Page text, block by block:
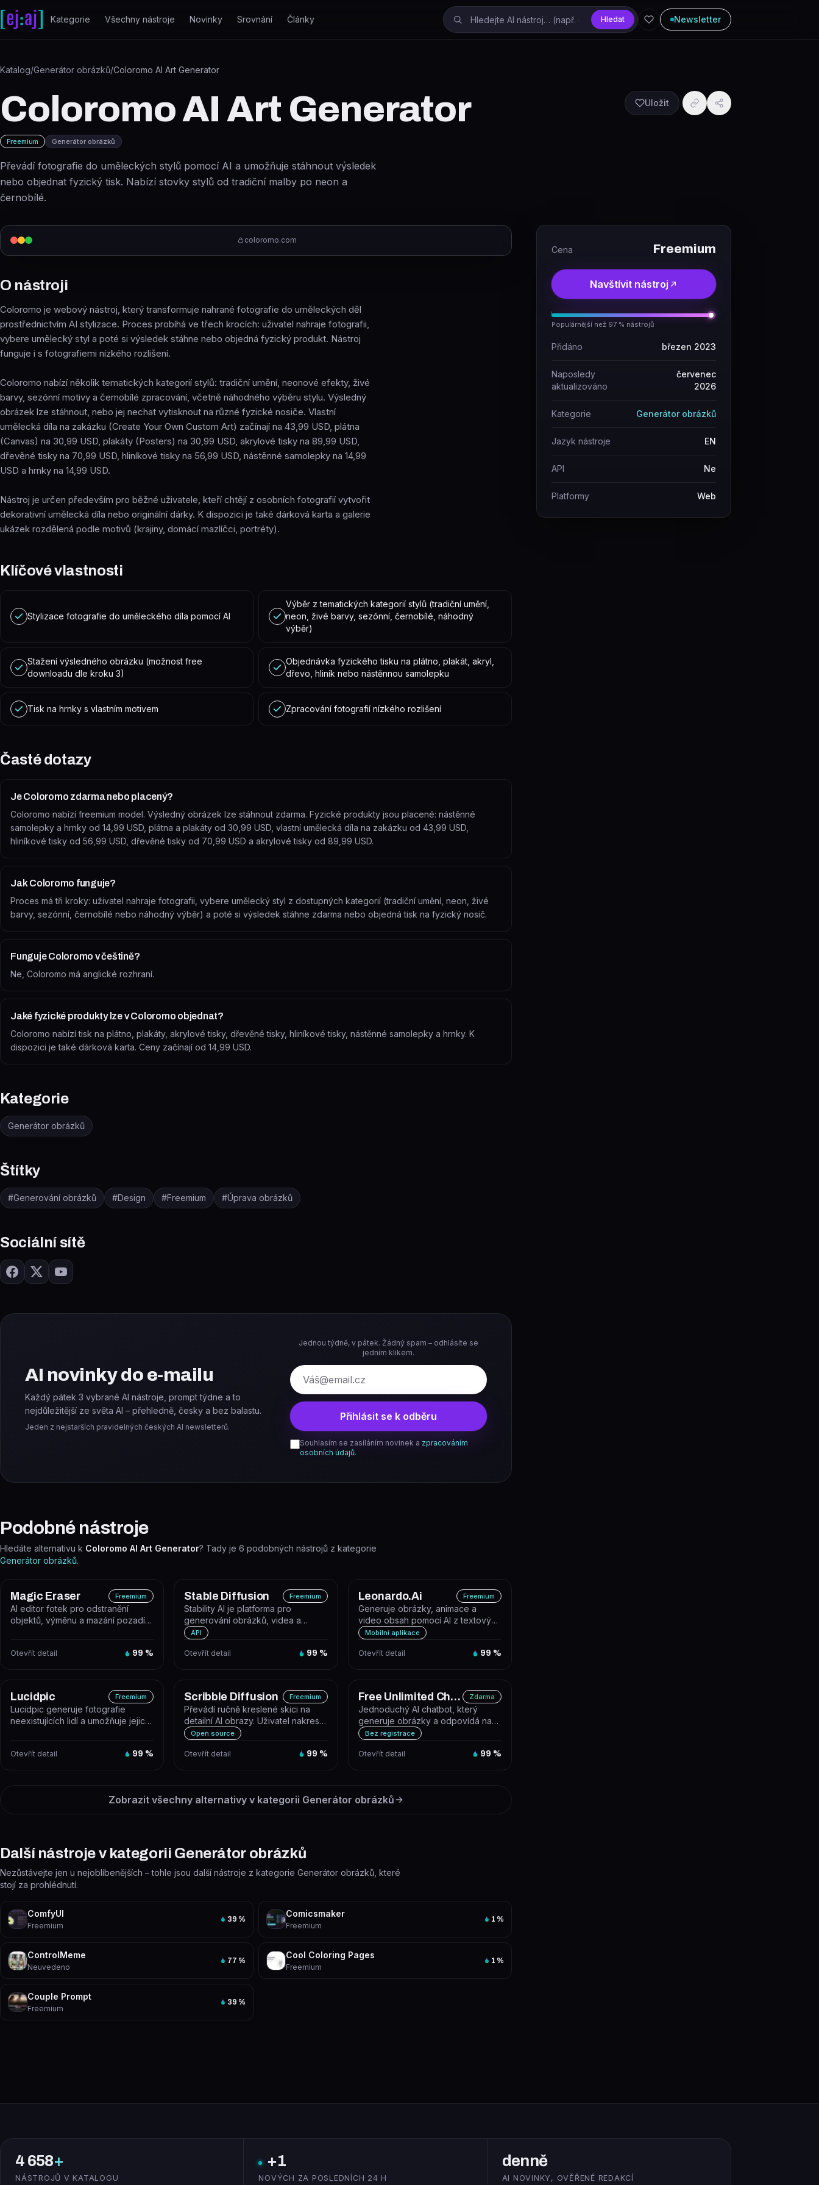
Přeskočit na obsah
Kategorie Všechny nástroje Novinky Srovnání Články Hledat Newsletter
Katalog/Generátor obrázků/Coloromo AI Art Generator
Coloromo AI Art Generator
Freemium Generátor obrázků
Převádí fotografie do uměleckých stylů pomocí AI a umožňuje stáhnout výsledek
nebo objednat fyzický tisk. Nabízí stovky stylů od tradiční malby po neon a
černobílé.
Uložit
coloromo.com
O nástroji
Coloromo je webový nástroj, který transformuje nahrané fotografie do uměleckých děl
prostřednictvím AI stylizace. Proces probíhá ve třech krocích: uživatel nahraje fotografii,
vybere umělecký styl a poté si výsledek stáhne nebo objedná fyzický produkt. Nástroj
funguje i s fotografiemi nízkého rozlišení.
Coloromo nabízí několik tematických kategorií stylů: tradiční umění, neonové efekty, živé
barvy, sezónní motivy a černobílé zpracování, včetně náhodného výběru stylu. Výsledný
obrázek lze stáhnout, nebo jej nechat vytisknout na různé fyzické nosiče. Vlastní
umělecká díla na zakázku (Create Your Own Custom Art) začínají na 43,99 USD, plátna
(Canvas) na 30,99 USD, plakáty (Posters) na 30,99 USD, akrylové tisky na 89,99 USD,
dřevěné tisky na 70,99 USD, hliníkové tisky na 56,99 USD, nástěnné samolepky na 14,99
USD a hrnky na 14,99 USD.
Nástroj je určen především pro běžné uživatele, kteří chtějí z osobních fotografií vytvořit
dekorativní umělecká díla nebo originální dárky. K dispozici je také dárková karta a galerie
ukázek rozdělená podle motivů (krajiny, domácí mazlíčci, portréty).
Klíčové vlastnosti
Stylizace fotografie do uměleckého díla pomocí AI
Výběr z tematických kategorií stylů (tradiční umění,
neon, živé barvy, sezónní, černobílé, náhodný
výběr)
Stažení výsledného obrázku (možnost free
downloadu dle kroku 3)
Objednávka fyzického tisku na plátno, plakát, akryl,
dřevo, hliník nebo nástěnnou samolepku
Tisk na hrnky s vlastním motivem Zpracování fotografií nízkého rozlišení
Časté dotazy
Je Coloromo zdarma nebo placený?
Coloromo nabízí freemium model. Výsledný obrázek lze stáhnout zdarma. Fyzické produkty jsou placené: nástěnné
samolepky a hrnky od 14,99 USD, plátna a plakáty od 30,99 USD, vlastní umělecká díla na zakázku od 43,99 USD,
hliníkové tisky od 56,99 USD, dřevěné tisky od 70,99 USD a akrylové tisky od 89,99 USD.
Jak Coloromo funguje?
Proces má tři kroky: uživatel nahraje fotografii, vybere umělecký styl z dostupných kategorií (tradiční umění, neon, živé
barvy, sezónní, černobílé nebo náhodný výběr) a poté si výsledek stáhne zdarma nebo objedná tisk na fyzický nosič.
Funguje Coloromo v češtině?
Ne, Coloromo má anglické rozhraní.
Jaké fyzické produkty lze v Coloromo objednat?
Coloromo nabízí tisk na plátno, plakáty, akrylové tisky, dřevěné tisky, hliníkové tisky, nástěnné samolepky a hrnky. K
dispozici je také dárková karta. Ceny začínají od 14,99 USD.
Kategorie
Generátor obrázků
Štítky
#Generování obrázků #Design #Freemium #Úprava obrázků
Sociální sítě
AI novinky do e-mailu
Každý pátek 3 vybrané AI nástroje, prompt týdne a to
nejdůležitější ze světa AI – přehledně, česky a bez balastu.
Jeden z nejstarších pravidelných českých AI newsletterů.
Jednou týdně, v pátek. Žádný spam – odhlásíte se
jedním klikem.
E-mail
Přihlásit se k odběru
Souhlasím se zasíláním novinek a zpracováním
osobních údajů.
Podobné nástroje
Hledáte alternativu k Coloromo AI Art Generator? Tady je 6 podobných nástrojů z kategorie
Generátor obrázků.
Magic Eraser Freemium
AI editor fotek pro odstranění
objektů, výměnu a mazání pozadí a
Otevřít detail 99 %
Stable Diffusion Freemium
Stability AI je platforma pro
generování obrázků, videa a
dalšího obsahu pomocí generativní
API
Otevřít detail 99 %
Leonardo.Ai Freemium
Generuje obrázky, animace a
video obsah pomocí AI z textových
promptů nebo vlastních modelů.
Mobilní aplikace
Otevřít detail 99 %
Lucidpic Freemium
Lucidpic generuje fotografie
neexistujících lidí a umožňuje jejich
Otevřít detail 99 %
Scribble Diffusion Freemium
Převádí ručně kreslené skici na
detailní AI obrazy. Uživatel nakreslí
skicu v prohlížeči nebo na...
Open source
Otevřít detail 99 %
Free Unlimited Chat Bot Zdarma
Jednoduchý AI chatbot, který
generuje obrázky a odpovídá na
otázky. Funguje zdarma bez
Bez registrace
Otevřít detail 99 %
Zobrazit všechny alternativy v kategorii Generátor obrázků
Další nástroje v kategorii Generátor obrázků
Nezůstávejte jen u nejoblíbenějších – tohle jsou další nástroje z kategorie Generátor obrázků, které
stojí za prohlédnutí.
ComfyUI
Freemium
39 %
Comicsmaker
Freemium
1 %
ControlMeme
Neuvedeno
77 %
Cool Coloring Pages
Freemium
1 %
Couple Prompt
Freemium
39 %
Cena Freemium
Navštívit nástroj
Populárnější než 97 % nástrojů
Přidáno březen 2023
Naposledy
aktualizováno
červenec
2026
Kategorie Generátor obrázků
Jazyk nástroje EN
API Ne
Platformy Web
4 658+
NÁSTROJŮ V KATALOGU
+1
NOVÝCH ZA POSLEDNÍCH 24 H
denně
AI NOVINKY, OVĚŘENÉ REDAKCÍ